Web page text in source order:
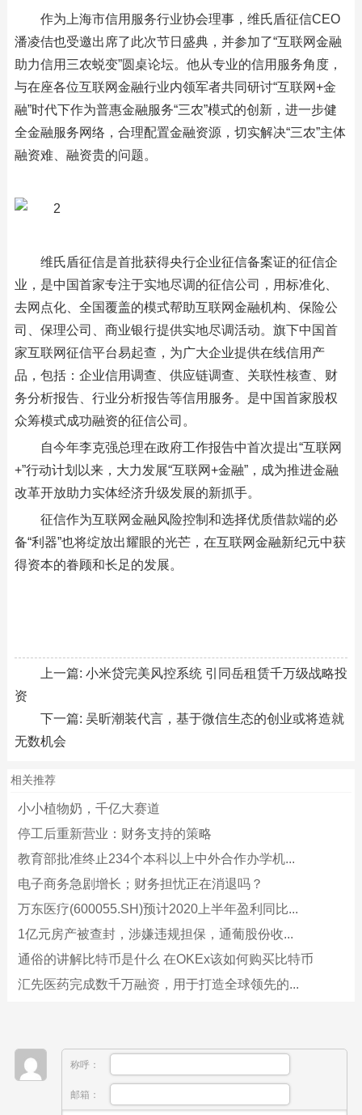
作为上海市信用服务行业协会理事，维氏盾征信CEO
潘凌佶也受邀出席了此次节日盛典，并参加了“互联网金融
助力信用三农蜕变”圆桌论坛。他从专业的信用服务角度，
与在座各位互联网金融行业内领军者共同研讨“互联网+金
融”时代下作为普惠金融服务“三农”模式的创新，进一步健
全金融服务网络，合理配置金融资源，切实解决“三农”主体
融资难、融资贵的问题。
维氏盾征信是首批获得央行企业征信备案证的征信企
业，是中国首家专注于实地尽调的征信公司，用标准化、
去网点化、全国覆盖的模式帮助互联网金融机构、保险公
司、保理公司、商业银行提供实地尽调活动。旗下中国首
家互联网征信平台易起查，为广大企业提供在线信用产
品，包括：企业信用调查、供应链调查、关联性核查、财
务分析报告、行业分析报告等信用服务。是中国首家股权
众筹模式成功融资的征信公司。
自今年李克强总理在政府工作报告中首次提出“互联网
+”行动计划以来，大力发展“互联网+金融”，成为推进金融
改革开放助力实体经济升级发展的新抓手。
征信作为互联网金融风险控制和选择优质借款端的必
备“利器”也将绽放出耀眼的光芒，在互联网金融新纪元中获
得资本的眷顾和长足的发展。
上一篇: 小米贷完美风控系统 引同岳租赁千万级战略投
资
下一篇: 吴昕潮装代言，基于微信生态的创业或将造就
无数机会
相关推荐
小小植物奶，千亿大赛道
停工后重新营业：财务支持的策略
教育部批准终止234个本科以上中外合作办学机...
电子商务急剧增长；财务担忧正在消退吗？
万东医疗(600055.SH)预计2020上半年盈利同比...
1亿元房产被查封，涉嫌违规担保，通葡股份收...
通俗的讲解比特币是什么 在OKEx该如何购买比特币
汇先医药完成数千万融资，用于打造全球领先的...
称呼：
邮箱：